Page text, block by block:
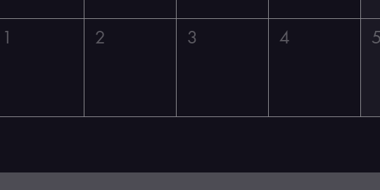
1 2 3 4 5